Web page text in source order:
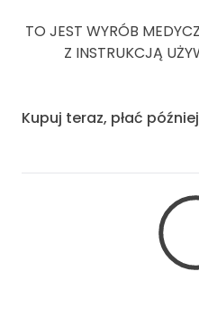
TO JEST WYRÓB
Z INSTRUKCJĄ
Kupuj teraz, płać później